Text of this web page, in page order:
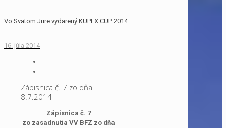
Vo Svätom Jure vydarený KUPEX CUP 2014
16. júla 2014
Zápisnica č. 7 zo dňa
8.7.2014
Zápisnica č. 7
zo zasadnutia VV BFZ zo dňa